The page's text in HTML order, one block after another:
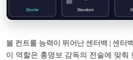
볼 컨트롤 능력이 뛰어난 센터백 | 센터백
이 역할은 홍명보 감독의 전술에 맞춰